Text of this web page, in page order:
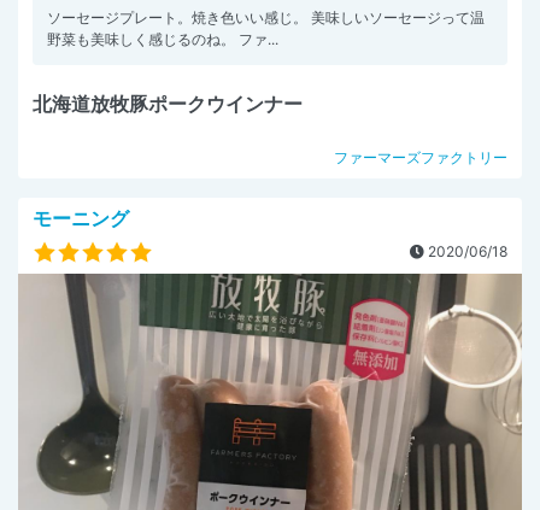
ソーセージプレート。焼き色いい感じ。 美味しいソーセージって温
野菜も美味しく感じるのね。 ファ...
北海道放牧豚ポークウインナー
ファーマーズファクトリー
モーニング
2020/06/18